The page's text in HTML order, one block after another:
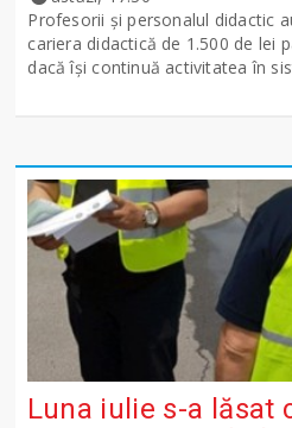
Profesorii și personalul didactic
cariera didactică de 1.500 de lei
dacă își continuă activitatea în
Luna iulie s-a lăsat